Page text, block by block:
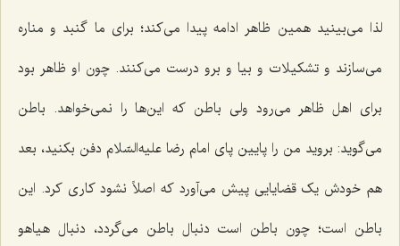
لذا مى‌بینید همین ظاهر ادامه پیدا مى‌کند؛ برای ما گنبد و مناره
مى‌سازند و تشکیلات و بیا و برو درست مى‌کنند. چون او ظاهر بود
براى اهل ظاهر می‌رود ولى باطن که این‌ها را نمى‌خواهد. باطن
مى‌گوید: بروید من را پایین پاى امام رضا علیه‌السّلام دفن بکنید، بعد
هم خودش یک قضایایى پیش مى‌آورد که اصلاً نشود کارى کرد. این
باطن است؛ چون باطن است دنبال باطن مى‌گردد، دنبال هیاهو